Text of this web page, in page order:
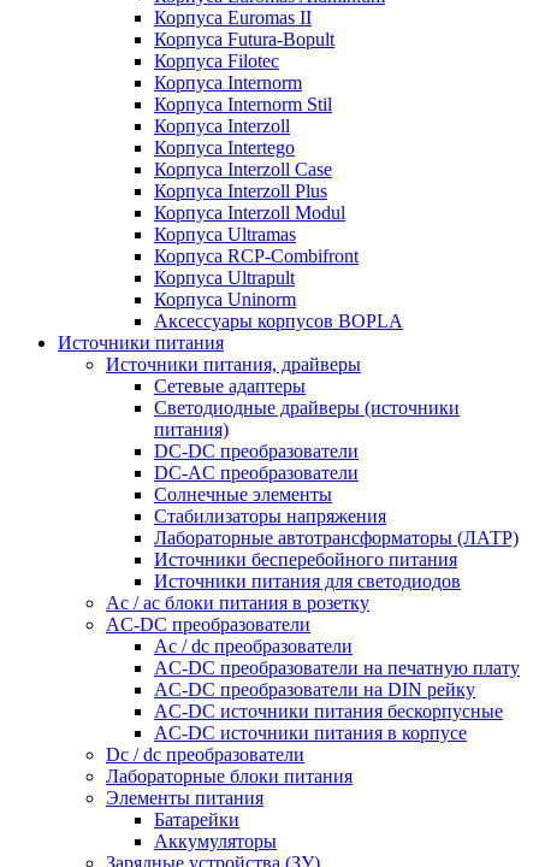
Корпуса Euromas II
Корпуса Futura-Bopult
Корпуса Filotec
Корпуса Internorm
Корпуса Internorm Stil
Корпуса Interzoll
Корпуса Intertego
Корпуса Interzoll Case
Корпуса Interzoll Plus
Корпуса Interzoll Modul
Корпуса Ultramas
Корпуса RCP-Combifront
Корпуса Ultrapult
Корпуса Uninorm
Аксессуары корпусов BOPLA
Источники питания
Источники питания, драйверы
Сетевые адаптеры
Светодиодные драйверы (источники
питания)
DC-DC преобразователи
DC-AC преобразователи
Солнечные элементы
Стабилизаторы напряжения
Лабораторные автотрансформаторы (ЛАТР)
Источники бесперебойного питания
Источники питания для светодиодов
Ac / ac блоки питания в розетку
AC-DC преобразователи
Ac / dc преобразователи
AC-DC преобразователи на печатную плату
AC-DC преобразователи на DIN рейку
AC-DC источники питания бескорпусные
AC-DC источники питания в корпусе
Dc / dc преобразователи
Лабораторные блоки питания
Элементы питания
Батарейки
Аккумуляторы
Зарядные устройства (ЗУ)